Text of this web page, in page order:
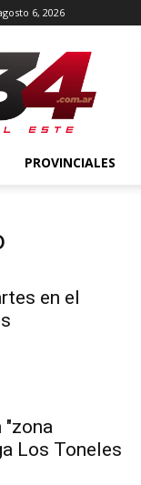
6, 2026
PROVINCIALES
en el
"zona
Los Toneles